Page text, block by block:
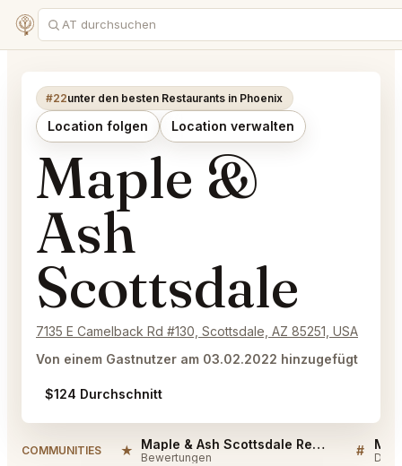
#22unter den besten Restaurants in Phoenix
Location folgen Location verwalten
Maple &
Ash
Scottsdale
7135 E Camelback Rd #130, Scottsdale, AZ 85251, USA
Von einem Gastnutzer am 03.02.2022 hinzugefügt
$124 Durchschnitt
COMMUNITIES ★ Maple & Ash Scottsdale Reviews
Bewertungen #